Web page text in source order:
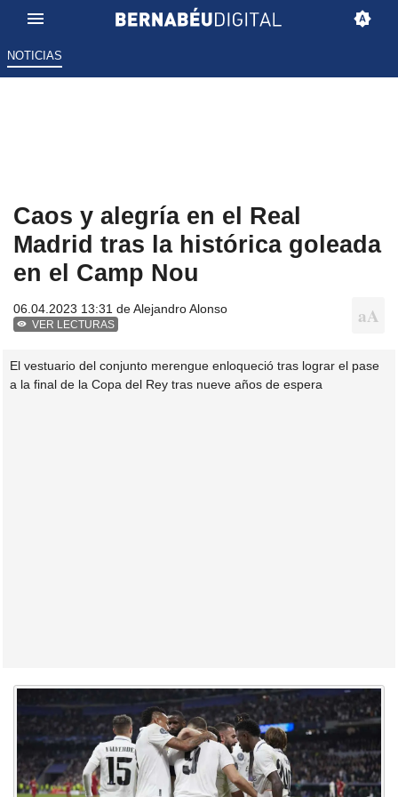
NOTICIAS
Caos y alegría en el Real
Madrid tras la histórica goleada
en el Camp Nou
06.04.2023 13:31 deAlejandro Alonso
VER LECTURAS
El vestuario del conjunto merengue enloqueció tras lograr el pase
a la final de la Copa del Rey tras nueve años de espera